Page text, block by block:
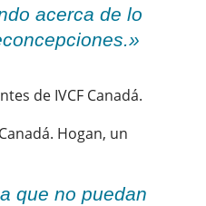
acerca de lo
de IVCF Canadá.
Hogan, un
que no puedan